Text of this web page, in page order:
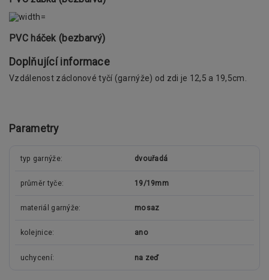
PVC háček (bezbarvý)
Doplňující informace
Vzdálenost záclonové tyčí (garnýže) od zdi je 12,5 a 19,5cm.
Parametry
typ garnýže dvouřadá
průměr tyče 19/19mm
materiál garnýže mosaz
kolejnice ano
uchycení na zeď